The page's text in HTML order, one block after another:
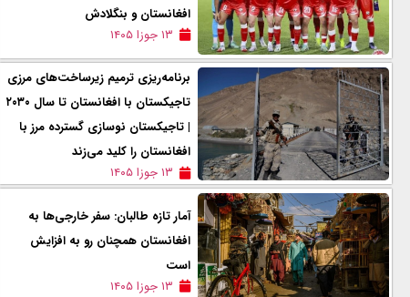
افغانستان و بنگلادش
۱۳ جوزا ۱۴۰۵
برنامه‌ریزی ترمیم زیرساخت‌های مرزی
تاجیکستان با افغانستان تا سال ۲۰۳۰
| تاجیکستان نوسازی گسترده مرز با
افغانستان را کلید می‌زند
۱۳ جوزا ۱۴۰۵
آمار تازه طالبان: سفر خارجی‌ها به
افغانستان همچنان رو به افزایش
است
۱۳ جوزا ۱۴۰۵